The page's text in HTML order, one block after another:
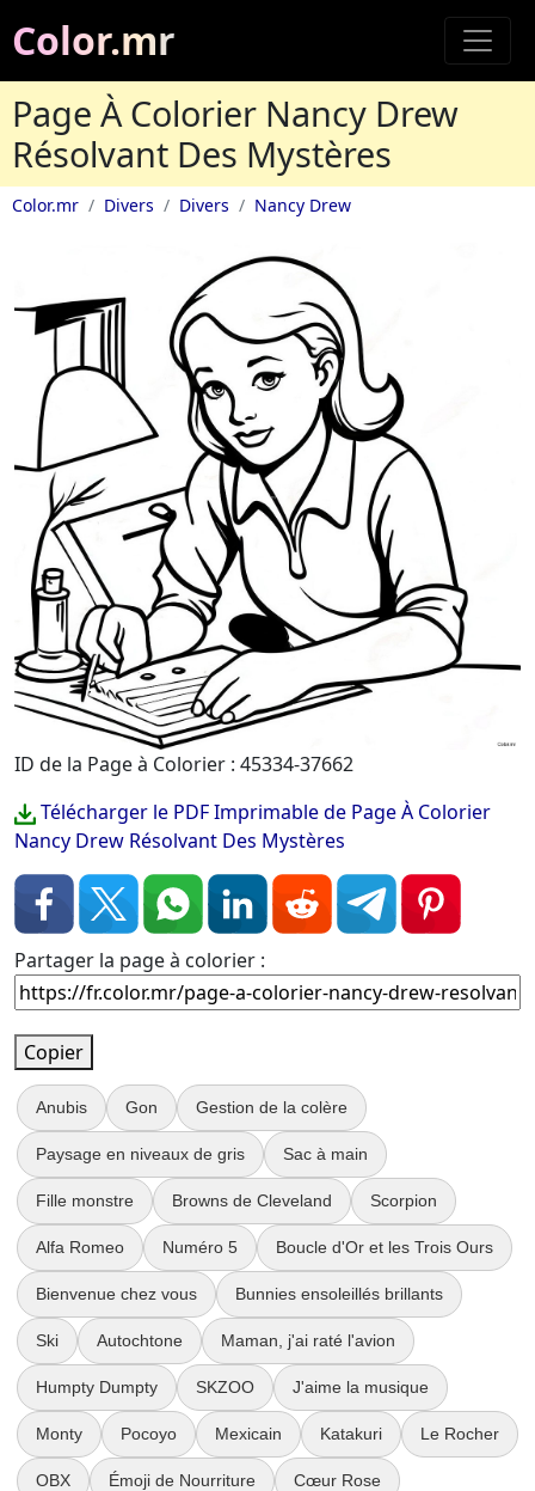
Color.mr
Page À Colorier Nancy Drew
Résolvant Des Mystères
Color.mr Divers Divers Nancy Drew
ID de la Page à Colorier : 45334-37662
Télécharger le PDF Imprimable de Page À Colorier
Nancy Drew Résolvant Des Mystères
Partager la page à colorier :
Copier
Anubis Gon Gestion de la colère
Paysage en niveaux de gris Sac à main
Fille monstre Browns de Cleveland Scorpion
Alfa Romeo Numéro 5 Boucle d'Or et les Trois Ours
Bienvenue chez vous Bunnies ensoleillés brillants
Ski Autochtone Maman, j'ai raté l'avion
Humpty Dumpty SKZOO J'aime la musique
Monty Pocoyo Mexicain Katakuri Le Rocher
OBX Émoji de Nourriture Cœur Rose